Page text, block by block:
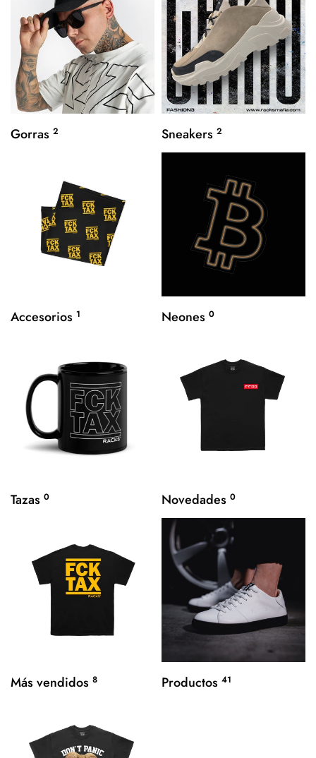
Gorras 2 Sneakers 2
Accesorios 1 Neones 0
Tazas 0 Novedades 0
Más vendidos 8 Productos 41